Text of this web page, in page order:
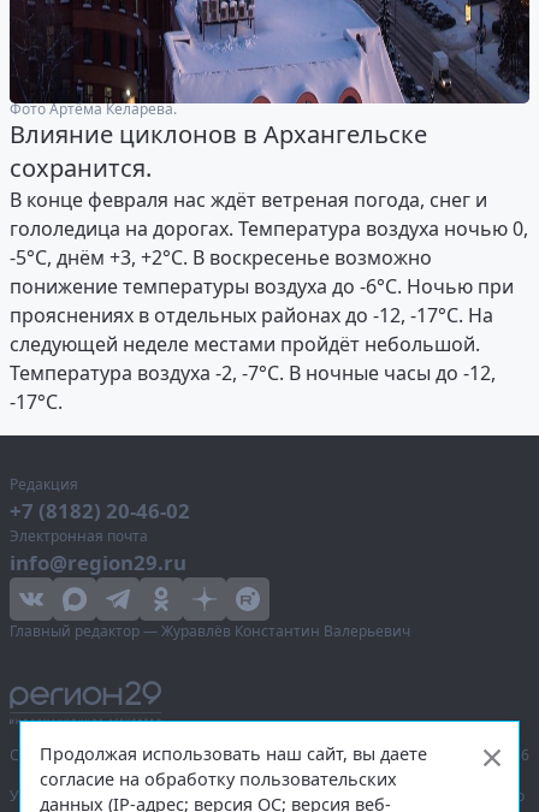
Фото Артёма Келарева.
Влияние циклонов в Архангельске
сохранится.
В конце февраля нас ждёт ветреная погода, снег и
гололедица на дорогах. Температура воздуха ночью 0,
-5°C, днём +3, +2°C. В воскресенье возможно
понижение температуры воздуха до -6°C. Ночью при
прояснениях в отдельных районах до -12, -17°C. На
следующей неделе местами пройдёт небольшой.
Температура воздуха -2, -7°C. В ночные часы до -12,
-17°C.
Редакция
+7 (8182) 20-46-02
Электронная почта
info@region29.ru
Главный редактор — Журавлёв Константин Валерьевич
Сетевое издание «Информационное агентство Регион 29»,
© 2016–2026
Учредитель — общество с ограниченной ответственностью «Агентство
Продолжая использовать наш сайт, вы даете
согласие на обработку пользовательских
данных (IP-адрес; версия ОС; версия веб-